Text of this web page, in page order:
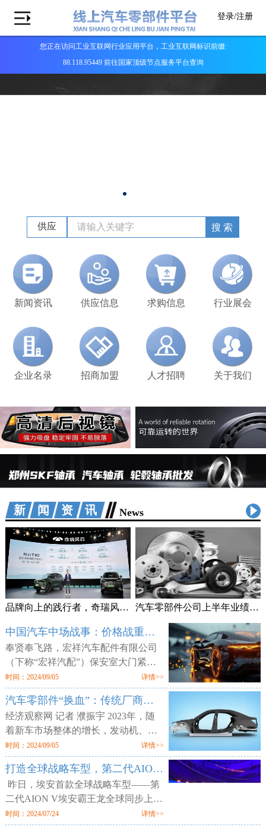
登录/注册
您正在访问工业互联网行业应用平台，工业互联网标识前缀:
88.118.95449 前往国家顶级节点服务平台查询
供应 搜 索
新闻资讯 供应信息 求购信息 行业展会
企业名录 招商加盟 人才招聘 关于我们
新闻资讯 News
品牌向上的践行者，奇瑞风云T10上市售18.99万元起 汽车零部件公司上半年业绩频预喜 加速拓展海外市场
中国汽车中场战事：价格战重锤零部件供应商
奉贤奉飞路，宏祥汽车配件有限公司
（下称“宏祥汽配”）保安室大门紧
闭，但工厂大门却敞开，外人可以随
意进出。两层楼的厂区空空荡荡，所
有的产线、物料均已搬空，仅剩为数
时间：2024/09/05 详情>>
汽车零部件“换血”：传统厂商业绩平淡 增量部件厂商利润走高
经济观察网 记者 濮振宇 2023年，随
着新车市场整体的增长，发动机、轮
胎等传统汽车零部件企业获得了业绩
增长，但更多的传统零部件企业则业
绩不佳。汽车行业向电动化与智能化
时间：2024/09/05 详情>>
打造全球战略车型，第二代AION V售12.98万元起
昨日，埃安首款全球战略车型——第
二代AION V埃安霸王龙全球同步上
市。新车定位新硬派智驾SUV，提供
520km、650km、750km三种续航7个
时间：2024/07/24 详情>>